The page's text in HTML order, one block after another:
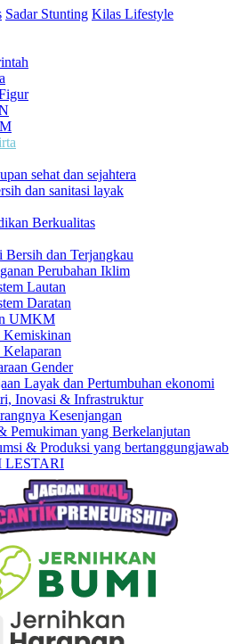
Sadar Stunting Kilas Lifestyle
sehat dan sejahtera
dan sanitasi layak
Berkualitas
Bersih dan Terjangkau
Perubahan Iklim
Lautan
Daratan
UMKM
Kemiskinan
Kelaparan
Gender
Layak dan Pertumbuhan ekonomi
Inovasi & Infrastruktur
Kesenjangan
Pemukiman yang Berkelanjutan
& Produksi yang bertanggungjawab
LESTARI